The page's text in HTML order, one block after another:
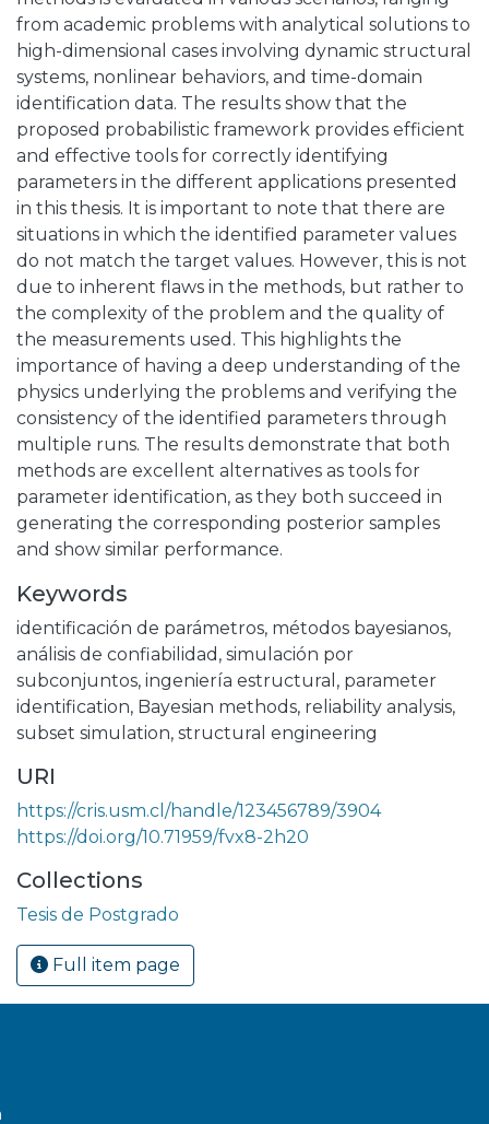
from academic problems with analytical solutions to
high-dimensional cases involving dynamic structural
systems, nonlinear behaviors, and time-domain
identification data. The results show that the
proposed probabilistic framework provides efficient
and effective tools for correctly identifying
parameters in the different applications presented
in this thesis. It is important to note that there are
situations in which the identified parameter values
do not match the target values. However, this is not
due to inherent flaws in the methods, but rather to
the complexity of the problem and the quality of
the measurements used. This highlights the
importance of having a deep understanding of the
physics underlying the problems and verifying the
consistency of the identified parameters through
multiple runs. The results demonstrate that both
methods are excellent alternatives as tools for
parameter identification, as they both succeed in
generating the corresponding posterior samples
and show similar performance.
Keywords
identificación de parámetros, métodos bayesianos,
análisis de confiabilidad , simulación por
subconjuntos, ingeniería estructural , parameter
identification, Bayesian methods, reliability analysis,
subset simulation, structural engineering
URI
https://cris.usm.cl/handle/123456789/3904
https://doi.org/10.71959/fvx8-2h20
Collections
Tesis de Postgrado
Full item page